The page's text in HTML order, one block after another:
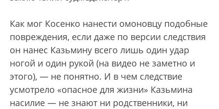
Как мог Косенко нанести омоновцу подобные
повреждения, если даже по версии следствия
он нанес Казьмину всего лишь один удар
ногой и один рукой (на видео не заметно и
этого), — не понятно. И в чем следствие
усмотрело «опасное для жизни» Казьмина
насилие — не знают ни родственники, ни